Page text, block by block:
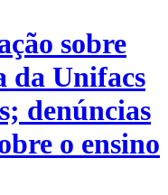
sobre
da Unifacs
denúncias
o ensino